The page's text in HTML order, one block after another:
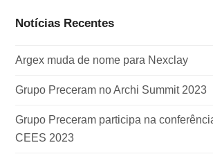
Notícias Recentes
Argex muda de nome para Nexclay
Grupo Preceram no Archi Summit 2023
Grupo Preceram participa na
CEES 2023